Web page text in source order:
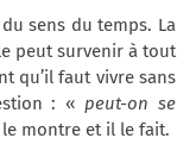
sens du temps. La
peut survenir à tout
qu’il faut vivre sans
: « peut-on se
montre et il le fait.